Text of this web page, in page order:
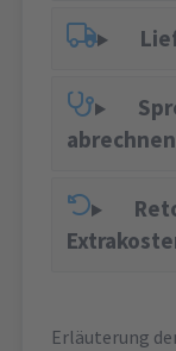
abrechnen
Erläuterung